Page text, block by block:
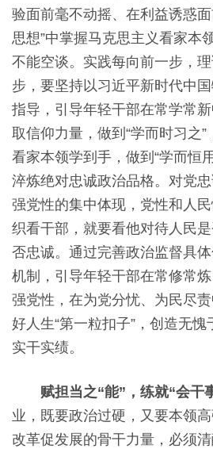
验面前毫不动摇、在利益诱惑
思想”中掌握马克思主义看家本
不能空谈。实践每向前一步，
步，要坚持以习近平新时代中
指导，引导年轻干部在常学常
取信仰力量，做到“学而时习之
看家本领学到手，做到“学而恒
淬炼绝对忠诚政治品格。对党
强党性的集中体现，党性和人
织看干部，就要看他对待人民
否忠诚。通过完善政治监督具
机制，引导年轻干部在常修常
强党性，在为党分忧、为民尽
好人生“第一粒扣子”，创造无
实干实绩。
赋担当之“能”，练就“会干
业，既要政治过硬，又要本领
改革促发展的骨干力量，必须